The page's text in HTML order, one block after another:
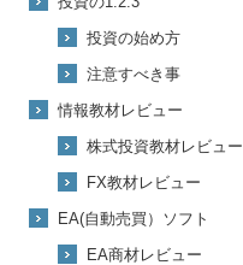
投資の始め方
注意すべき事
情報教材レビュー
株式投資教材レビュー
FX教材レビュー
EA(自動売買）ソフト
EA商材レビュー